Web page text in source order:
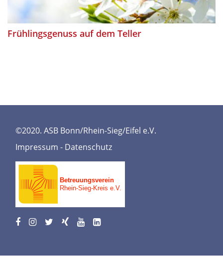
Frühlingsgenuss auf dem Teller
©2020. ASB Bonn/Rhein-Sieg/Eifel e.V.
Impressum - Datenschutz